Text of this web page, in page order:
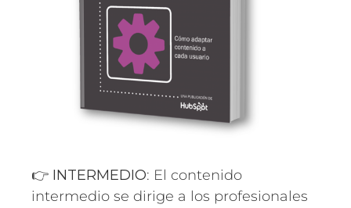
👉 INTERMEDIO: El contenido
intermedio se dirige a los profesionales